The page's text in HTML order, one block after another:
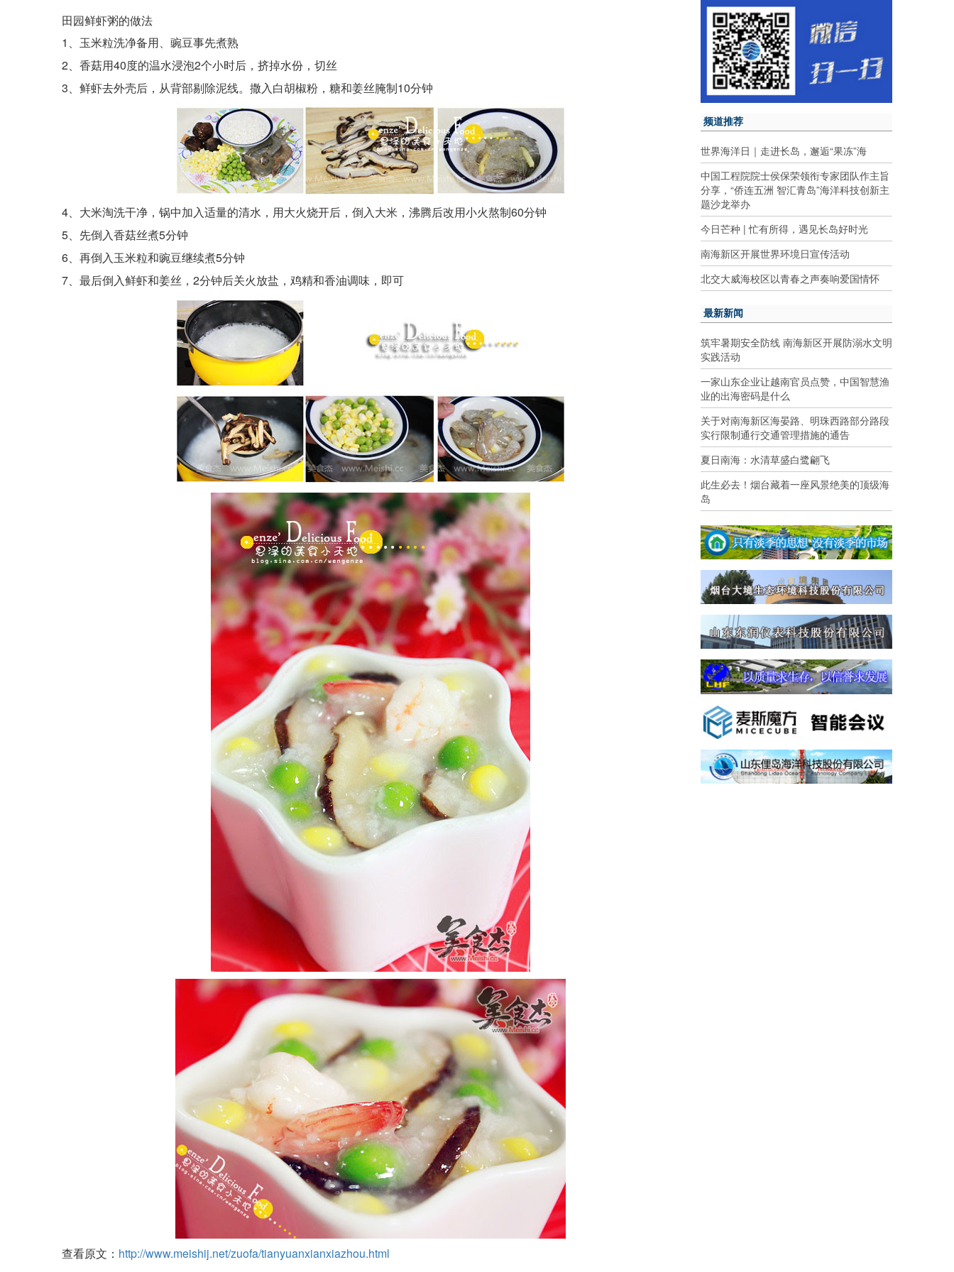
田园鲜虾粥的做法
1、玉米粒洗净备用、豌豆事先煮熟
2、香菇用40度的温水浸泡2个小时后，挤掉水份，切丝
3、鲜虾去外壳后，从背部剔除泥线。撒入白胡椒粉，糖和姜丝腌制10分钟
4、大米淘洗干净，锅中加入适量的清水，用大火烧开后，倒入大米，沸腾后改用小火熬制60分钟
5、先倒入香菇丝煮5分钟
6、再倒入玉米粒和豌豆继续煮5分钟
7、最后倒入鲜虾和姜丝，2分钟后关火放盐，鸡精和香油调味，即可
查看原文： http://www.meishij.net/zuofa/tianyuanxianxiazhou.html
频道推荐
世界海洋日｜走进长岛，邂逅“果冻”海
中国工程院院士侯保荣领衔专家团队作主旨
分享，“侨连五洲 智汇青岛”海洋科技创新主
题沙龙举办
今日芒种 | 忙有所得，遇见长岛好时光
南海新区开展世界环境日宣传活动
北交大威海校区以青春之声奏响爱国情怀
最新新闻
筑牢暑期安全防线 南海新区开展防溺水文明
实践活动
一家山东企业让越南官员点赞，中国智慧渔
业的出海密码是什么
关于对南海新区海晏路、明珠西路部分路段
实行限制通行交通管理措施的通告
夏日南海：水清草盛白鹭翩飞
此生必去！烟台藏着一座风景绝美的顶级海
岛